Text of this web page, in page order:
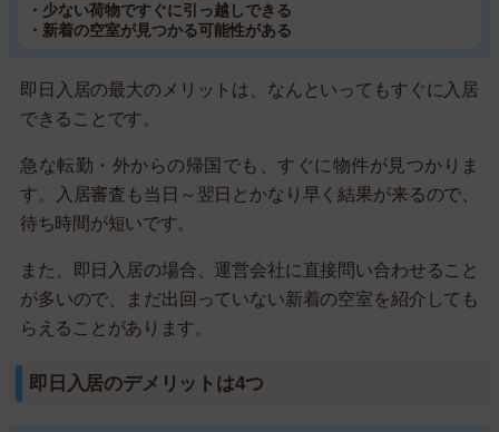
・少ない荷物ですぐに引っ越しできる
・新着の空室が見つかる可能性がある
即日入居の最大のメリットは、なんといってもすぐに入居
できることです。
急な転勤・外からの帰国でも、すぐに物件が見つかりま
す。入居審査も当日～翌日とかなり早く結果が来るので、
待ち時間が短いです。
また、即日入居の場合、運営会社に直接問い合わせること
が多いので、まだ出回っていない新着の空室を紹介しても
らえることがあります。
即日入居のデメリットは4つ